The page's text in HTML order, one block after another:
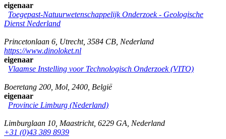
eigenaar
Toegepast-Natuurwetenschappelijk Onderzoek - Geologische
Dienst Nederland
Princetonlaan 6 Utrecht, 3584 CB Nederland
https://www.dinoloket.nl
eigenaar
Vlaamse Instelling voor Technologisch Onderzoek (VITO)
Boeretang 200 Mol 2400 België
eigenaar
Provincie Limburg (Nederland)
Limburglaan 10 Maastricht, 6229 GA Nederland
+31 (0)43 389 8939